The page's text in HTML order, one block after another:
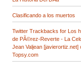
Clasificando a los muertos
Twitter Trackbacks for Los
de PÃ©rez-Reverte - La
Jean Valjean [javierortiz.net]
Topsy.com